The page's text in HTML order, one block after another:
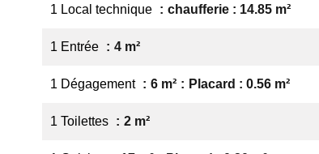
1 Local technique chaufferie : 14.85 m²
1 Entrée 4 m²
1 Dégagement 6 m² Placard : 0.56 m²
1 Toilettes 2 m²